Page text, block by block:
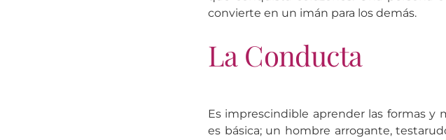
convierte en un imán para los demás.
La Conducta
Es imprescindible aprender las formas y
es básica; un hombre arrogante,